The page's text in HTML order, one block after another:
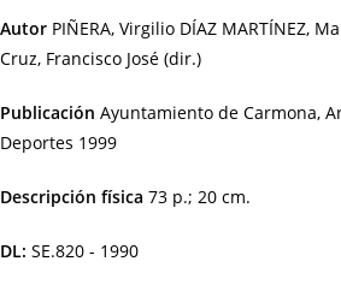
Autor PIÑERA, Virgilio DÍAZ MARTÍNEZ,
Cruz, Francisco José (dir.)
Publicación Ayuntamiento de Carmona,
Deportes 1999
Descripción física 73 p.; 20 cm.
DL: SE.820 - 1990